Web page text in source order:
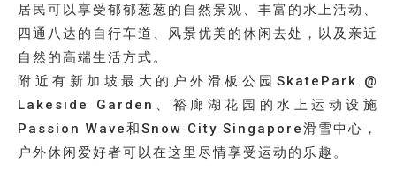
居民可以享受郁郁葱葱的自然景观、丰富的水上活动、
四通八达的自行车道、风景优美的休闲去处，以及亲近
自然的高端生活方式。
附近有新加坡最大的户外滑板公园SkatePark @
Lakeside Garden、裕廊湖花园的水上运动设施
Passion Wave和Snow City Singapore滑雪中心，
户外休闲爱好者可以在这里尽情享受运动的乐趣。